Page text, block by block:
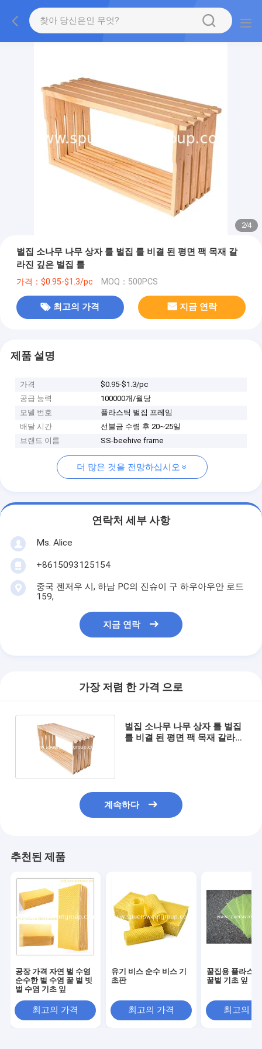
2/4
벌집 소나무 나무 상자 틀 벌집 틀 비결 된 평면 팩 목재 갈
라진 깊은 벌집 틀
가격：$0.95-$1.3/pc MOQ：500PCS
최고의 가격 지금 연락
제품 설명
가격
$0.95-$1.3/pc
공급 능력
100000개/월당
모델 번호
플라스틱 벌집 프레임
배달 시간
선불금 수령 후 20~25일
브랜드 이름
SS-beehive frame
더 많은 것을 전망하십시오
연락처 세부 사항
Ms. Alice
+8615093125154
중국 젠저우 시, 하남 PC의 진슈이 구 하우아우안 로드
159,
지금 연락
가장 저렴 한 가격 으로
벌집 소나무 나무 상자 틀 벌집
틀 비결 된 평면 팩 목재 갈라진
계속하다
추천된 제품
공장 가격 자연 벌 수염
순수한 벌 수염 꿀 벌 빗
벌 수염 기초 잎
최고의 가격
유기 비스 순수 비스 기
초판
최고의 가격
꿀집용 플라스
꿀벌 기초 잎
최고의